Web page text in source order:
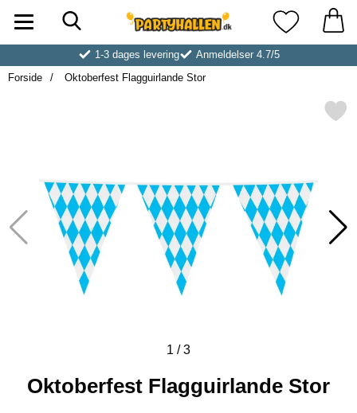
Startside for Partyhallen AB Mine
1-3 dages levering
Anmeldelser 4.7/5
Forside
Oktoberfest Flagguirlande Stor
Markér oktoberfest
1 /3
Oktoberfest Flagguirlande Stor